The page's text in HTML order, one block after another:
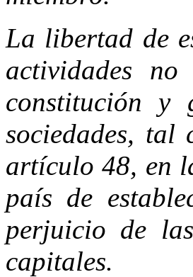
La libertad de
actividades
constitución y
sociedades, tal
artículo 48, en
país de
perjuicio de
capitales.